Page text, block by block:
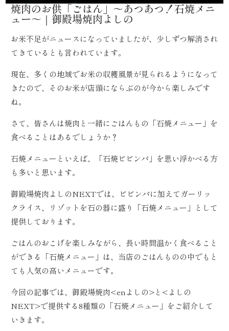
焼肉のお供「ごはん」～あつあつ！石焼メニ
ュー～｜御殿場焼肉よしの
お米不足がニュースになっていましたが、少しずつ解消され
てきているとも言われています。
現在、多くの地域でお米の収穫風景が見られるようになって
きたので、そのお米が店頭にならぶのが今から楽しみです
ね。
さて、皆さんは焼肉と一緒にごはんもの「石焼メニュー」を
食べることはあるでしょうか？
石焼メニューといえば、「石焼ビビンバ」を思い浮かべる方
も多いと思います。
御殿場焼肉よしのNEXTでは、ビビンバに加えてガーリッ
クライス、リゾットを石の器に盛り「石焼メニュー」として
提供しております。
ごはんのおこげを楽しみながら、長い時間温かく食べること
ができる「石焼メニュー」は、当店のごはんものの中でもと
ても人気の高いメニューです。
今回の記事では、御殿場焼肉<enよしの>と<よしの
NEXT>で提供する8種類の「石焼メニュー」をご紹介して
いきます。